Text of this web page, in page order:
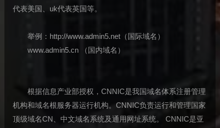
代表美国、uk代表英国等。
举例：http://www.admin5.net（国际域名）
www.admin5.cn （国内域名）
根据信息产业部授权，CNNIC是我国域名体系注册管理
机构和域名根服务器运行机构。CNNIC负责运行和管理国家
顶级域名CN、中文域名系统及通用网址系统。 CNNIC是亚